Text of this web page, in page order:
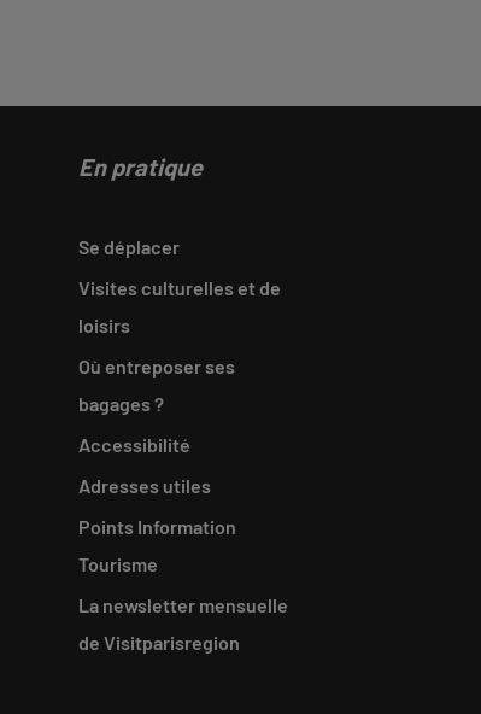
En pratique
Se déplacer
Visites culturelles et de
loisirs
Où entreposer ses
bagages ?
Accessibilité
Adresses utiles
Points Information
Tourisme
La newsletter mensuelle
de Visitparisregion